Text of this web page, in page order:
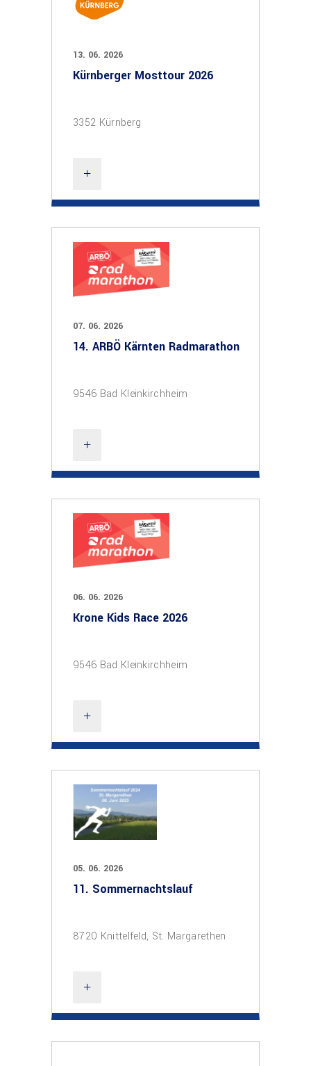
13. 06. 2026
Kürnberger Mosttour 2026
3352 Kürnberg
07. 06. 2026
14. ARBÖ Kärnten Radmarathon
9546 Bad Kleinkirchheim
06. 06. 2026
Krone Kids Race 2026
9546 Bad Kleinkirchheim
05. 06. 2026
11. Sommernachtslauf
8720 Knittelfeld, St. Margarethen